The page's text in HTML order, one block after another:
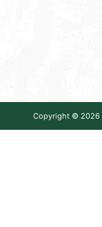
Copyright © 2026